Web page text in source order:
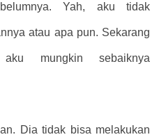
Yah, aku tidak
atau apa pun. Sekarang
mungkin sebaiknya
Dia tidak bisa melakukan